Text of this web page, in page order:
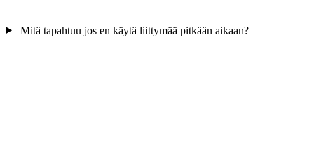
Mitä tapahtuu jos en käytä liittymää pitkään aikaan?